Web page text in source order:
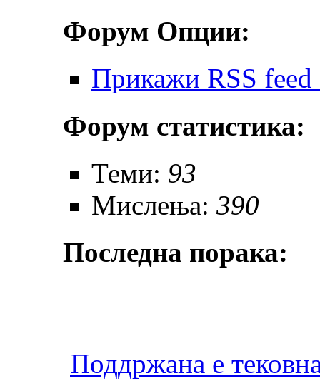
Форум Опции:
Прикажи RSS feed
Форум статистика:
Теми: 93
Мислења: 390
Последна порака:
Поддржана е